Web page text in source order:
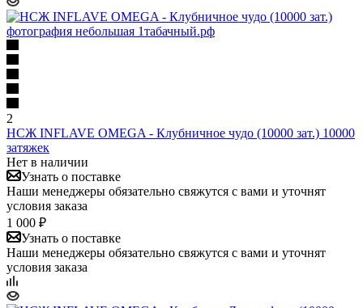
2
НСЖ INFLAVE OMEGA - Клубничное чудо (10000 зат.) 10000
затяжек
Нет в наличии
Узнать о поставке
Наши менеджеры обязательно свяжутся с вами и уточнят
условия заказа
1 000 ₽
Узнать о поставке
Наши менеджеры обязательно свяжутся с вами и уточнят
условия заказа